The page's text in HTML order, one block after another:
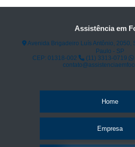
Assistência em
Avenida Brigadeiro Luís Antônio, 2050,
Paulo - SP
CEP: 01318-002
(11) 3313-0719
Home
Empresa